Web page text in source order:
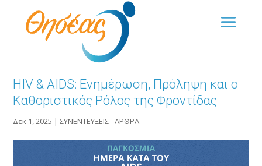
HIV & AIDS: Ενημέρωση, Πρόληψη και ο
Καθοριστικός Ρόλος της Φροντίδας
Δεκ 1, 2025 |ΣΥΝΕΝΤΕΥΞΕΙΣ - ΑΡΘΡΑ